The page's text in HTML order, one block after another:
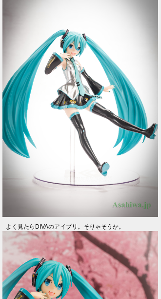
よく見たらDIVAのアイプリ。そりゃそうか。